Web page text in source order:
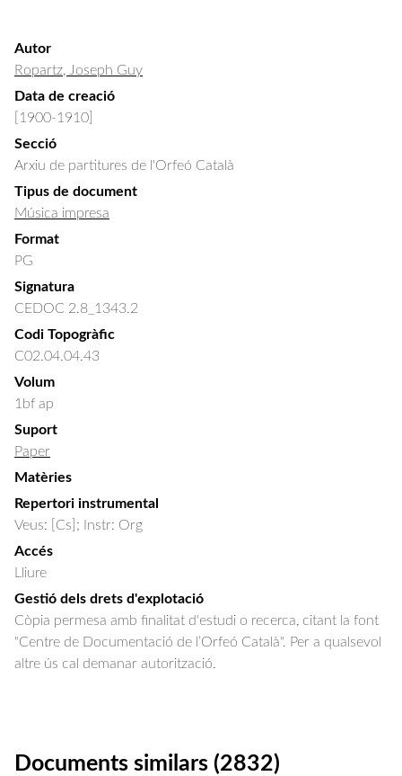
Autor
Ropartz, Joseph Guy
Data de creació
[1900-1910]
Secció
Arxiu de partitures de l'Orfeó Català
Tipus de document
Música impresa
Format
PG
Signatura
CEDOC 2.8_1343.2
Codi Topogràfic
C02.04.04.43
Volum
1bf ap
Suport
Paper
Matèries
Repertori instrumental
Veus: [Cs]; Instr: Org
Accés
Lliure
Gestió dels drets d'explotació
Còpia permesa amb finalitat d'estudi o recerca, citant la font
"Centre de Documentació de l’Orfeó Català". Per a qualsevol
altre ús cal demanar autorització.
Documents similars (2832)